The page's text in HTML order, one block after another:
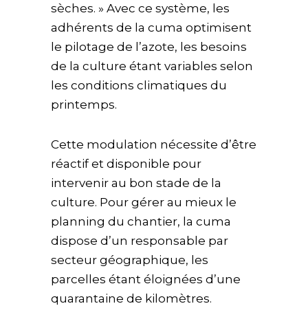
sèches. » Avec ce système, les
adhérents de la cuma optimisent
le pilotage de l’azote, les besoins
de la culture étant variables selon
les conditions climatiques du
printemps.
Cette modulation nécessite d’être
réactif et disponible pour
intervenir au bon stade de la
culture. Pour gérer au mieux le
planning du chantier, la cuma
dispose d’un responsable par
secteur géographique, les
parcelles étant éloignées d’une
quarantaine de kilomètres.